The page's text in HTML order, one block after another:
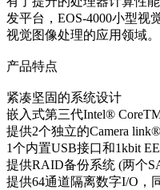
发平台，EOS-4000小型视
视觉图像处理的应用领域。
产品特点
紧凑坚固的系统设计
嵌入式第三代Intel®
提供2个独立的Camera l
1个内置USB接口和1kbit
提供RAID备份系统 (两个
提供64通道隔离数字I/O，